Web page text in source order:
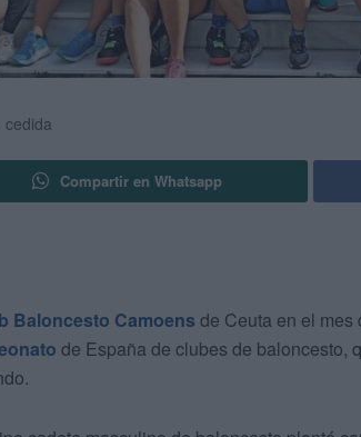
cedida
Compartir en Whatsapp
Baloncesto Camoens de Ceuta en el mes
de España de clubes de baloncesto,